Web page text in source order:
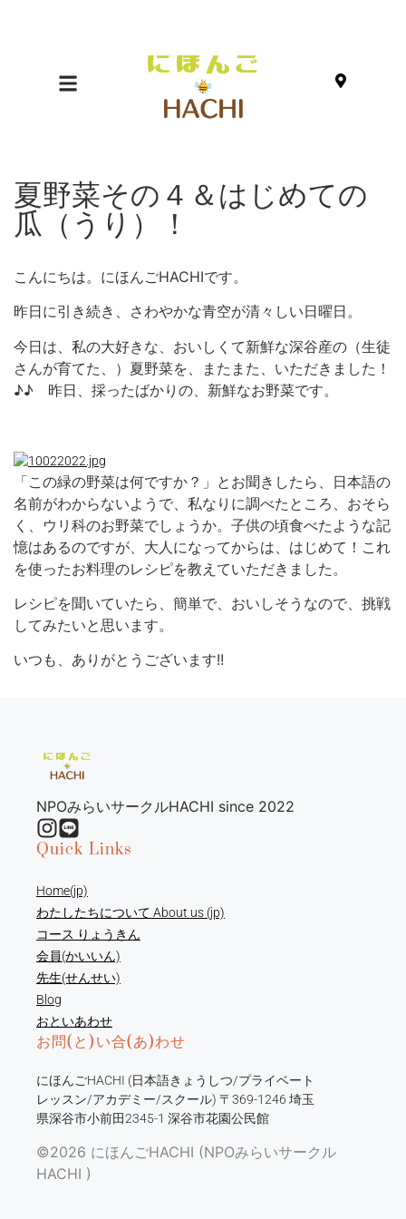
夏野菜その４＆はじめての
瓜（うり）！
こんにちは。にほんごHACHIです。
昨日に引き続き、さわやかな青空が清々しい日曜日。
今日は、私の大好きな、おいしくて新鮮な深谷産の（生徒
さんが育てた、）夏野菜を、またまた、いただきました！
♪♪ 昨日、採ったばかりの、新鮮なお野菜です。
「この緑の野菜は何ですか？」とお聞きしたら、日本語の
名前がわからないようで、私なりに調べたところ、おそら
く、ウリ科のお野菜でしょうか。子供の頃食べたような記
憶はあるのですが、大人になってからは、はじめて！これ
を使ったお料理のレシピを教えていただきました。
レシピを聞いていたら、簡単で、おいしそうなので、挑戦
してみたいと思います。
いつも、ありがとうございます!!
NPOみらいサークルHACHI since 2022
Quick Links
Home(jp)
わたしたちについて About us (jp)
コース りょうきん
会員(かいいん)
先生(せんせい)
Blog
おといあわせ
お問(と)い合(あ)わせ
にほんごHACHI (日本語きょうしつ/プライベート
レッスン/アカデミー/スクール) 〒369-1246 埼玉
県深谷市小前田2345-1 深谷市花園公民館
©2026 にほんごHACHI (NPOみらいサークル
HACHI )